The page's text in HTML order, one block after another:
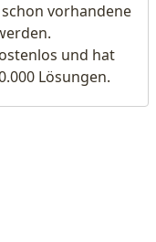
vorhandene
und hat
Lösungen.